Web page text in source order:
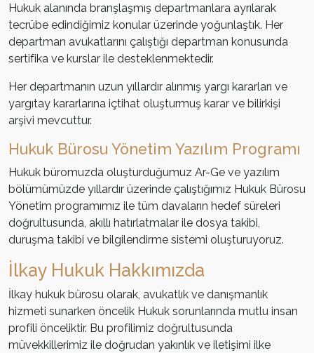
Hukuk alanında branşlaşmış departmanlara ayrılarak
tecrübe edindiğimiz konular üzerinde yoğunlaştık. Her
departman avukatlarını çalıştığı departman konusunda
sertifika ve kurslar ile desteklenmektedir.
Her departmanın uzun yıllardır alınmış yargı kararları ve
yargıtay kararlarına içtihat oluşturmuş karar ve bilirkişi
arşivi mevcuttur.
Hukuk Bürosu Yönetim Yazılım Programı
Hukuk büromuzda oluşturduğumuz Ar-Ge ve yazılım
bölümümüzde yıllardır üzerinde çalıştığımız Hukuk Bürosu
Yönetim programımız ile tüm davaların hedef süreleri
doğrultusunda, akıllı hatırlatmalar ile dosya takibi,
duruşma takibi ve bilgilendirme sistemi oluşturuyoruz.
İlkay Hukuk Hakkımızda
İlkay hukuk bürosu olarak, avukatlık ve danışmanlık
hizmeti sunarken öncelik Hukuk sorunlarında mutlu insan
profili önceliktir. Bu profilimiz doğrultusunda
müvekkillerimiz ile doğrudan yakınlık ve iletişimi ilke